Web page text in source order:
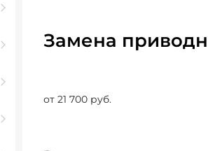
Замена
от 21 700 руб.